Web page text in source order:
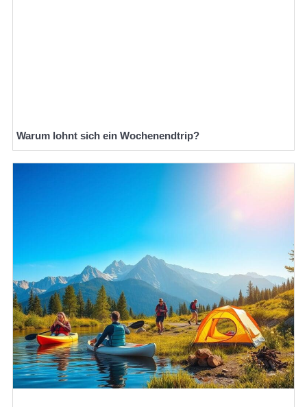
Warum lohnt sich ein Wochenendtrip?